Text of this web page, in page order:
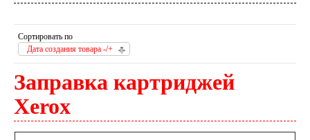
Сортировать по
Дата создания товара -/+
Заправка картриджей
Xerox